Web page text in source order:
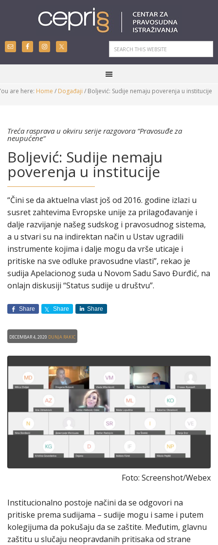
are here: Home / Događaji / Boljević: Sudije nemaju poverenja u institucije
Treća rasprava u okviru serije razgovora “Pravosuđe za
neupućene“
Boljević: Sudije nemaju
poverenja u institucije
“Čini se da aktuelna vlast još od 2016. godine izlazi u
susret zahtevima Evropske unije za prilagođavanje i
dalje razvijanje našeg sudskog i pravosudnog sistema,
a u stvari su na indirektan način u Ustav ugradili
instrumente kojima i dalje mogu da vrše uticaje i
pritiske na sve odluke pravosudne vlasti”, rekao je
sudija Apelacionog suda u Novom Sadu Savo Đurđić, na
onlajn diskusiji “Status sudije u društvu”.
Share Share Share
Decembar 4, 2020 Dunja Rakic
Foto: Screenshot/Webex
Institucionalno postoje načini da se odgovori na
pritiske prema sudijama – sudije mogu i same i putem
kolegijuma da pokušaju da se zaštite. Međutim, glavnu
zaštitu u slučaju neopravdanih pritisaka od strane